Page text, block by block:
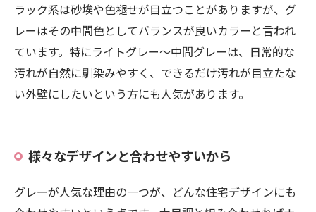
ラック系は砂埃や色褪せが目立つことがありますが、グ
レーはその中間色としてバランスが良いカラーと言われ
ています。特にライトグレー〜中間グレーは、日常的な
汚れが自然に馴染みやすく、できるだけ汚れが目立たな
い外壁にしたいという方にも人気があります。
様々なデザインと合わせやすいから
グレーが人気な理由の一つが、どんな住宅デザインにも